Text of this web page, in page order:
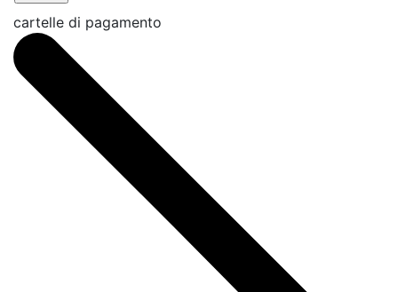
cartelle di pagamento